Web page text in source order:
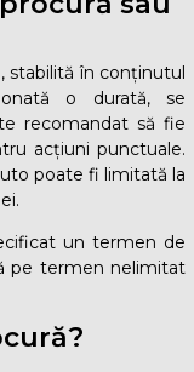
stabilită în conținutul
o durată, se
recomandat să fie
acțiuni punctuale.
poate fi limitată la
un termen de
pe termen nelimitat